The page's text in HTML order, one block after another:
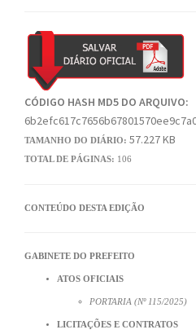
CÓDIGO HASH MD5 DO ARQUIVO:
TAMANHO DO DIÁRIO: 57.227 KB
TOTAL DE PÁGINAS: 106
CONTEÚDO DESTA EDIÇÃO
GABINETE DO PREFEITO
ATOS OFICIAIS
PORTARIA (Nº 115/2025)
LICITAÇÕES E CONTRATOS